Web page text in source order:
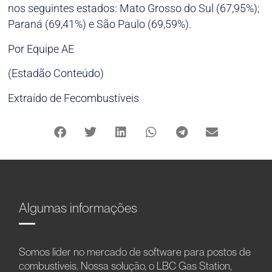
nos seguintes estados: Mato Grosso do Sul (67,95%);
Paraná (69,41%) e São Paulo (69,59%).
Por Equipe AE
(Estadão Conteúdo)
Extraído de Fecombustíveis
Algumas informações
Somos líder no mercado de software para postos de
combustíveis. Nossa solução, o LBC Gas Station,